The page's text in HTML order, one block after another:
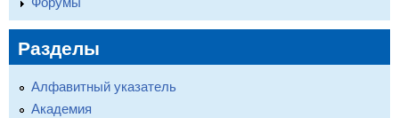
Разделы
Алфавитный указатель
Академия